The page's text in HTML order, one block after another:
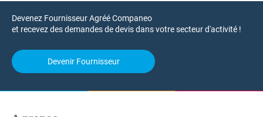
Devenez Fournisseur Agréé Companeo
et recevez des demandes de devis dans votre secteur d'activité !
Devenir Fournisseur